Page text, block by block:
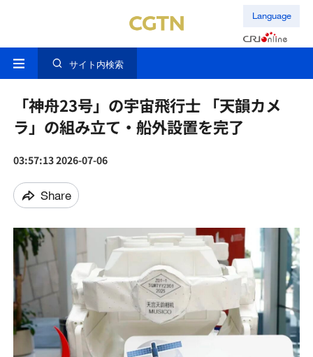
Language
サイト内検索
「神舟23号」の宇宙飛行士 「天韻カメ
ラ」の組み立て・船外設置を完了
03:57:13 2026-07-06
Share